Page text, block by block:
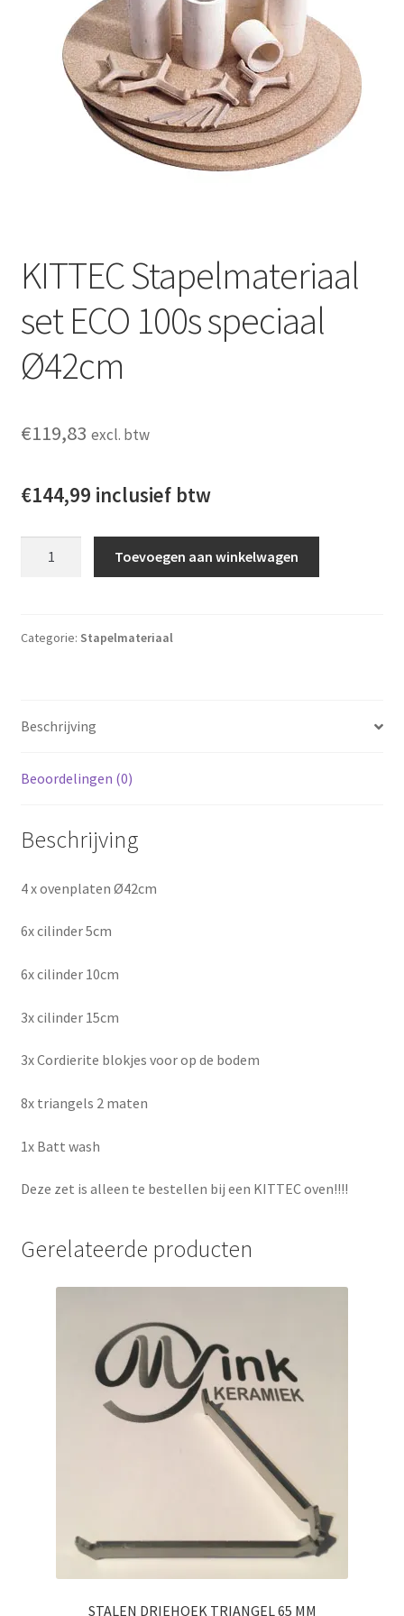
Mijn account
Informatie
KITTEC Stapelmateriaal
set ECO 100s speciaal
Ø42cm
€119,83 excl. btw
€144,99 inclusief btw
Toevoegen aan winkelwagen
Categorie: Stapelmateriaal
Beschrijving
Beoordelingen (0)
Beschrijving
4 x ovenplaten Ø42cm
6x cilinder 5cm
6x cilinder 10cm
3x cilinder 15cm
3x Cordierite blokjes voor op de bodem
8x triangels 2 maten
1x Batt wash
Deze zet is alleen te bestellen bij een KITTEC oven!!!!
Gerelateerde producten
STALEN DRIEHOEK TRIANGEL 65 MM